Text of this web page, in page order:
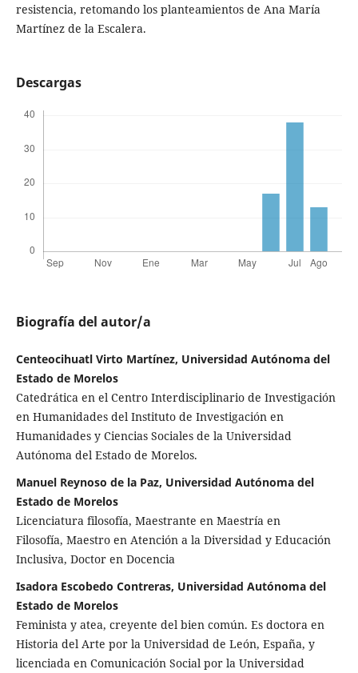
resistencia, retomando los planteamientos de Ana María
Martínez de la Escalera.
Descargas
Biografía del autor/a
Centeocihuatl Virto Martínez, Universidad Autónoma del
Estado de Morelos
Catedrática en el Centro Interdisciplinario de Investigación
en Humanidades del Instituto de Investigación en
Humanidades y Ciencias Sociales de la Universidad
Autónoma del Estado de Morelos.
Manuel Reynoso de la Paz, Universidad Autónoma del
Estado de Morelos
Licenciatura filosofía, Maestrante en Maestría en
Filosofía, Maestro en Atención a la Diversidad y Educación
Inclusiva, Doctor en Docencia
Isadora Escobedo Contreras, Universidad Autónoma del
Estado de Morelos
Feminista y atea, creyente del bien común. Es doctora en
Historia del Arte por la Universidad de León, España, y
licenciada en Comunicación Social por la Universidad